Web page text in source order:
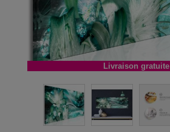
Livraison gratuite